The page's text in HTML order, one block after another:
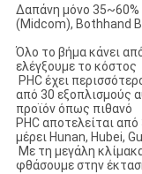
Δαπάνη μόνο
(Midcom), Bothhand
Όλο το βήμα κάνει
ελέγξουμε το κόστος
PHC έχει
από 30 εξοπλισμούς
προϊόν όπως πιθανό
PHC αποτελείται
μέρει Hunan, Hubei,
Με τη μεγάλη
φθάσουμε στην